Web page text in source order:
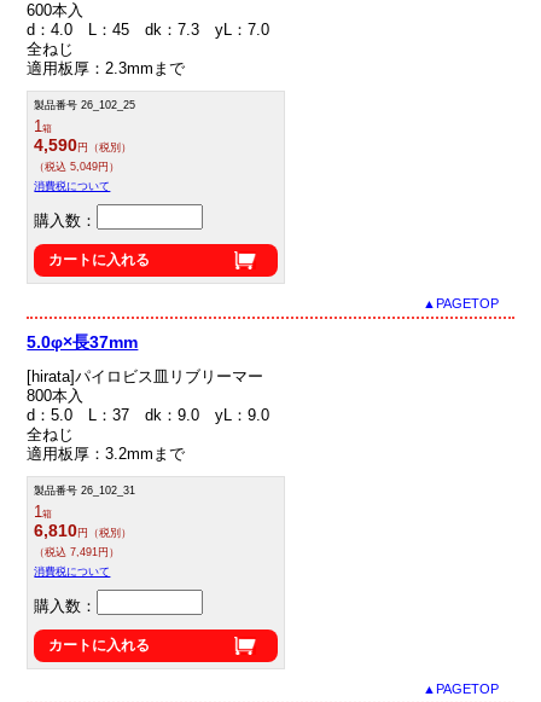
600本入
d：4.0 L：45 dk：7.3 yL：7.0
全ねじ
適用板厚：2.3mmまで
製品番号 26_102_25
1箱
4,590円（税別）
（税込 5,049円）
消費税について
購入数：
カートに入れる
▲PAGETOP
5.0φ×長37mm
[hirata]パイロビス皿リブリーマー
800本入
d：5.0 L：37 dk：9.0 yL：9.0
全ねじ
適用板厚：3.2mmまで
製品番号 26_102_31
1箱
6,810円（税別）
（税込 7,491円）
消費税について
購入数：
カートに入れる
▲PAGETOP